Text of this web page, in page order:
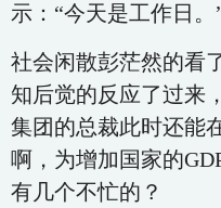
示：“今天是工作日。
社会闲散彭茫然的看
知后觉的反应了过来
集团的总裁此时还能
啊，为增加国家的
有几个不忙的？